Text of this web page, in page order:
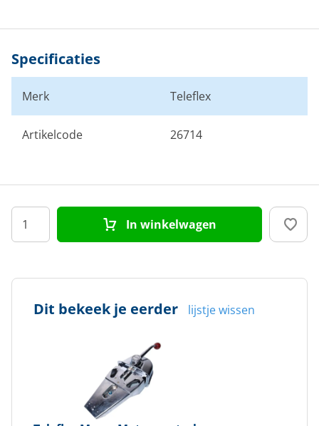
Specificaties
Merk Teleflex
Artikelcode 26714
In winkelwagen
Dit bekeek je eerder lijstje wissen